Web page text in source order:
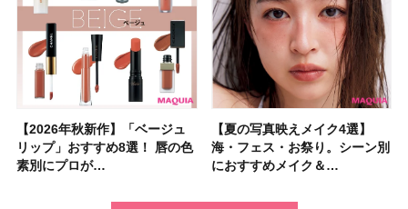
【2026年秋新作】「ベージュ
リップ」おすすめ8選！ 唇の色
素別にプロが…
【夏の写真映えメイク4選】
海・フェス・お祭り。シーン別
におすすめメイク＆…
【2026夏】「シートマスク・
パック」ランキングTOP5！＜
マキアビュー…
【2026夏】「洗顔料」ランキ
ングTOP5！＜マキアビューテ
ィーズが投票…
【2026年秋新作】「ベージュ
リップ」おすすめ8選！ 唇の色
素別にプロが…
【夏の写真映えメイク4選】
海・フェス・お祭り。シーン別
におすすめメイク＆…
【ニベア】美容液リップクリー
ム＆ボディスクラブが新登場！
大人気の色付き…
【石井美保さん・50歳のボディ
ケア愛用品16選】首・手・バス
トのパーツケ…
【2026夏】「インナーケア・
サプリ」ランキングTOP5！＜
美容マニア集…
【石井美保さんのおすすめお菓
子＆お茶10選】手土産にもぴっ
たり
【最新】髪のうねり・広がり・
くせ毛におすすめのシャンプー
17選
【2026年夏】透明感カラーの
髪色おすすめ20選！ ブリーチ
あり・なし別…
【2026年8月の一粒万倍日】お
すすめの開運コスメ＆美容アイ
テム10選！
【読者プレゼント】羽の見えな
いハンディファン
「baramood」を3名様…
【ジョー マローン ロンドン】
大人気フレグランス「ウッド
セージ ＆ シ…
先行販売でゲット🧡LUNASOL
アイカラーレーションN 23
Rosy…